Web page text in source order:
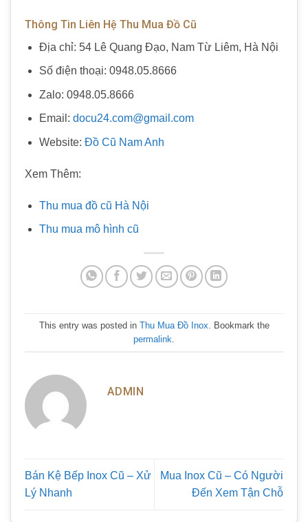
Thông Tin Liên Hệ Thu Mua Đồ Cũ
Địa chỉ: 54 Lê Quang Đạo, Nam Từ Liêm, Hà Nội
Số điện thoại: 0948.05.8666
Zalo: 0948.05.8666
Email: docu24.com@gmail.com
Website: Đồ Cũ Nam Anh
Xem Thêm:
Thu mua đồ cũ Hà Nội
Thu mua mô hình cũ
This entry was posted in Thu Mua Đồ Inox . Bookmark the
permalink
ADMIN
Bán Kệ Bếp Inox Cũ – Xử
Lý Nhanh
Mua Inox Cũ – Có Người
Đến Xem Tận Chỗ